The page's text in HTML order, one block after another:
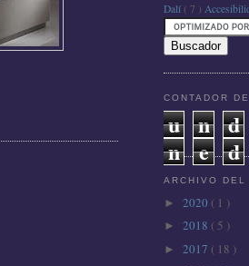
Dalí ( 7 )
CONTADOR
u n d
n e d
ARCHIVO DEL
► 2020 ( 1 )
► 2018 ( 5 )
► 2017 ( 18 )